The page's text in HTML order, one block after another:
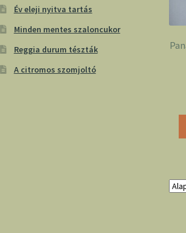
Év eleji nyitva tartás
Minden mentes szaloncukor
Reggia durum tészták
A citromos szomjoltó